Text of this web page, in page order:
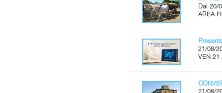
Dal 20/
AREA
21/08/
VEN 21
21/08/